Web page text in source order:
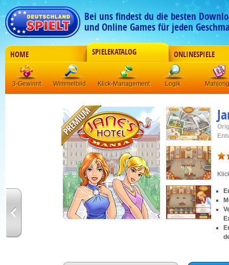
Bei uns findest du die besten
und Online Games für jeden
HOME SPIELEKATALOG ONLINESPIELE
3-Gewinnt Wimmelbild Klick-Management Logik Mahjong